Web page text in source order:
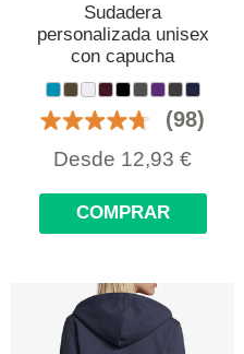
Sudadera
personalizada unisex
con capucha
(98)
Desde 12,93 €
COMPRAR